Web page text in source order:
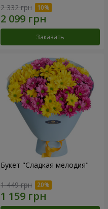
2 332 грн
Заказать
Букет "Сладкая мелодия"
1 449 грн